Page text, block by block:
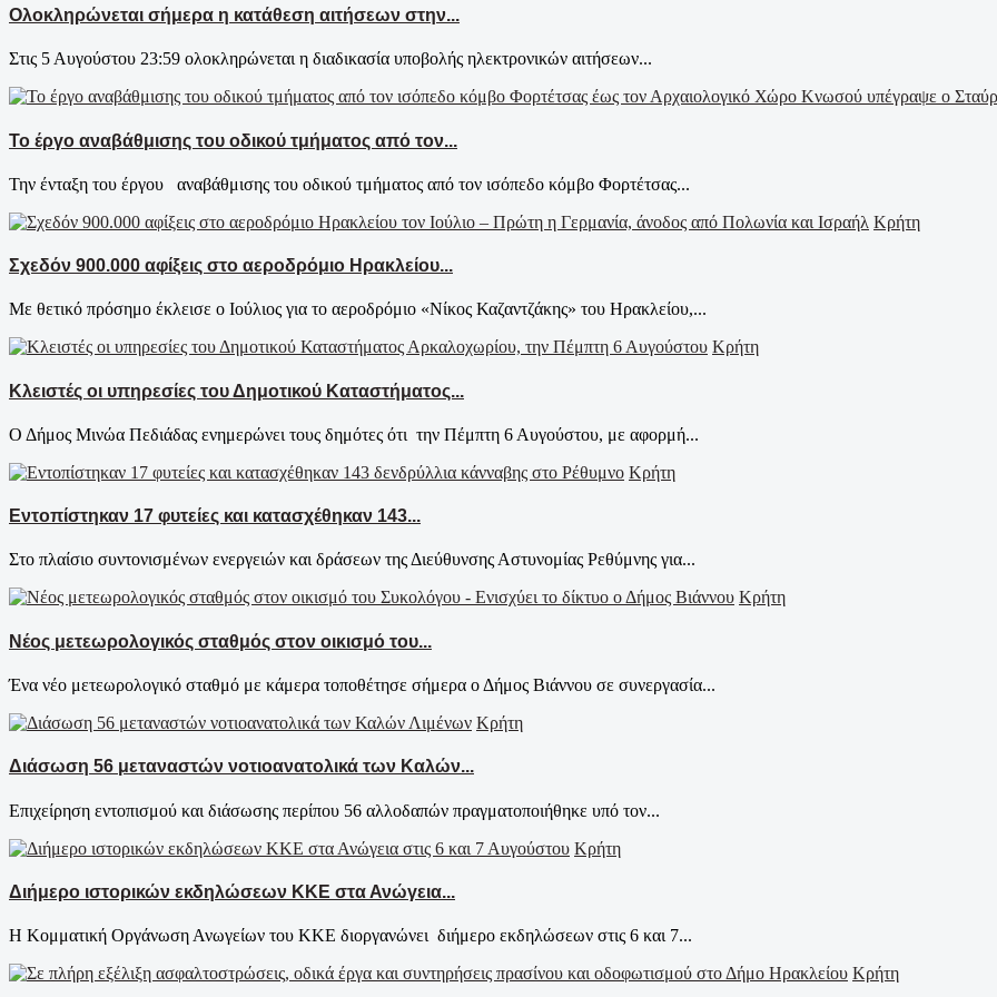
Ολοκληρώνεται σήμερα η κατάθεση αιτήσεων στην...
Στις 5 Αυγούστου 23:59 ολοκληρώνεται η διαδικασία υποβολής ηλεκτρονικών αιτήσεων...
Το έργο αναβάθμισης του οδικού τμήματος από τον...
Την ένταξη του έργου αναβάθμισης του οδικού τμήματος από τον ισόπεδο κόμβο Φορτέτσας...
Κρήτη
Σχεδόν 900.000 αφίξεις στο αεροδρόμιο Ηρακλείου...
Με θετικό πρόσημο έκλεισε ο Ιούλιος για το αεροδρόμιο «Νίκος Καζαντζάκης» του Ηρακλείου,...
Κρήτη
Κλειστές οι υπηρεσίες του Δημοτικού Καταστήματος...
Ο Δήμος Μινώα Πεδιάδας ενημερώνει τους δημότες ότι την Πέμπτη 6 Αυγούστου, με αφορμή...
Κρήτη
Εντοπίστηκαν 17 φυτείες και κατασχέθηκαν 143...
Στο πλαίσιο συντονισμένων ενεργειών και δράσεων της Διεύθυνσης Αστυνομίας Ρεθύμνης για...
Κρήτη
Νέος μετεωρολογικός σταθμός στον οικισμό του...
Ένα νέο μετεωρολογικό σταθμό με κάμερα τοποθέτησε σήμερα ο Δήμος Βιάννου σε συνεργασία...
Κρήτη
Διάσωση 56 μεταναστών νοτιοανατολικά των Καλών...
Επιχείρηση εντοπισμού και διάσωσης περίπου 56 αλλοδαπών πραγματοποιήθηκε υπό τον...
Κρήτη
Διήμερο ιστορικών εκδηλώσεων ΚΚΕ στα Ανώγεια...
Η Κομματική Οργάνωση Ανωγείων του ΚΚΕ διοργανώνει διήμερο εκδηλώσεων στις 6 και 7...
Κρήτη